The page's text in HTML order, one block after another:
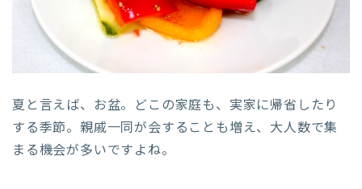
夏と言えば、お盆。どこの家庭も、実家に帰省したり
する季節。親戚一同が会することも増え、大人数で集
まる機会が多いですよね。